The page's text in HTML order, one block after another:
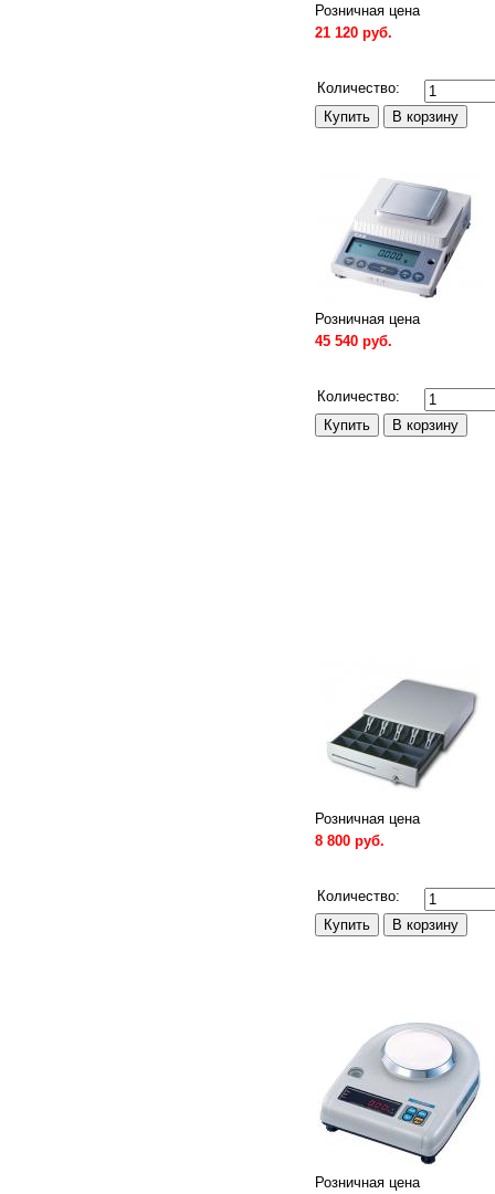
Розничная цена
21 120 руб.
Количество:
Розничная цена
45 540 руб.
Количество:
Розничная цена
8 800 руб.
Количество:
Розничная цена